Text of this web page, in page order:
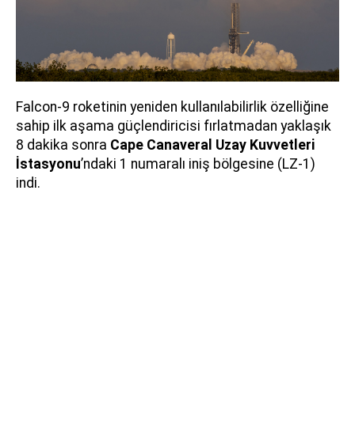
Falcon-9 roketinin yeniden kullanılabilirlik özelliğine
sahip ilk aşama güçlendiricisi fırlatmadan yaklaşık
8 dakika sonra Cape Canaveral Uzay Kuvvetleri
İstasyonu’ndaki 1 numaralı iniş bölgesine (LZ-1)
indi.